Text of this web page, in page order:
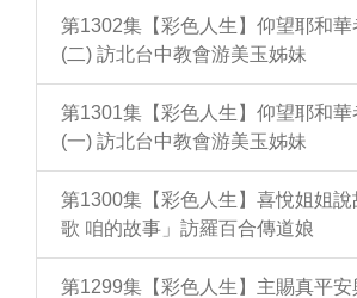
第1302集【彩色人生】仰望耶和華
(二) 訪北台中教會游美玉姊妹
第1301集【彩色人生】仰望耶和華
(一) 訪北台中教會游美玉姊妹
第1300集【彩色人生】喜悅姐姐
歌 咱的故事」訪羅百合傳道娘
第1299集【彩色人生】主賜真平安